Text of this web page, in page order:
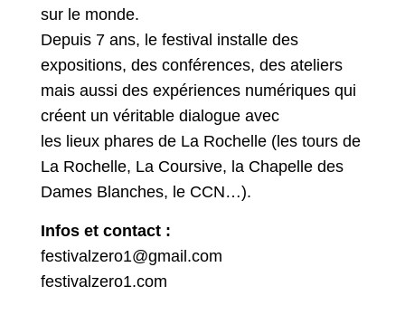
sur le monde.
Depuis 7 ans, le festival installe des
expositions, des conférences, des ateliers
mais aussi des expériences numériques qui
créent un véritable dialogue avec
les lieux phares de La Rochelle (les tours de
La Rochelle, La Coursive, la Chapelle des
Dames Blanches, le CCN…).
Infos et contact :
festivalzero1@gmail.com
festivalzero1.com